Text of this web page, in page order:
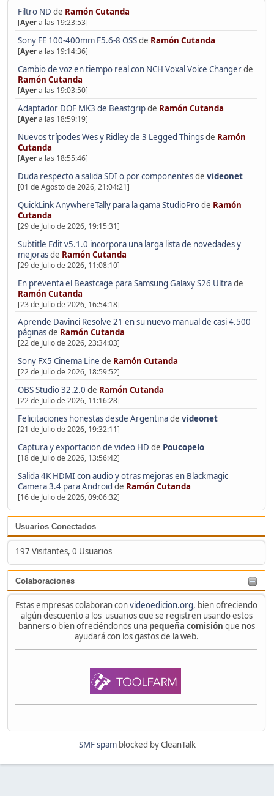
Filtro ND de Ramón Cutanda
[Ayera las 19:23:53]
Sony FE 100-400mm F5.6-8 OSSde Ramón Cutanda
[Ayera las 19:14:36]
Cambio de voz en tiempo real con NCH Voxal Voice Changerde
Ramón Cutanda
[Ayera las 19:03:50]
Adaptador DOF MK3 de Beastgripde Ramón Cutanda
[Ayera las 18:59:19]
Nuevos trípodes Wes y Ridley de 3 Legged Thingsde Ramón
Cutanda
[Ayera las 18:55:46]
Duda respecto a salida SDI o por componentesde videonet
[01 de Agosto de 2026, 21:04:21]
QuickLink AnywhereTally para la gama StudioProde Ramón
Cutanda
[29 de Julio de 2026, 19:15:31]
Subtitle Edit v5.1.0 incorpora una larga lista de novedades y
mejorasde Ramón Cutanda
[29 de Julio de 2026, 11:08:10]
En preventa el Beastcage para Samsung Galaxy S26 Ultrade
Ramón Cutanda
[23 de Julio de 2026, 16:54:18]
Aprende Davinci Resolve 21 en su nuevo manual de casi 4.500
páginasde Ramón Cutanda
[22 de Julio de 2026, 23:34:03]
Sony FX5 Cinema Line de Ramón Cutanda
[22 de Julio de 2026, 18:59:52]
OBS Studio 32.2.0 de Ramón Cutanda
[22 de Julio de 2026, 11:16:28]
Felicitaciones honestas desde Argentinade videonet
[21 de Julio de 2026, 19:32:11]
Captura y exportacion de video HD de Poucopelo
[18 de Julio de 2026, 13:56:42]
Salida 4K HDMI con audio y otras mejoras en Blackmagic
Camera 3.4 para Android de Ramón Cutanda
[16 de Julio de 2026, 09:06:32]
Usuarios Conectados
197 Visitantes, 0 Usuarios
Colaboraciones
Estas empresas colaboran convideoedicion.org, bien ofreciendo
algún descuento a los usuarios que se registren usando estos
banners o bien ofreciéndonos una pequeña comisión que nos
ayudará con los gastos de la web.
SMF spamblocked by CleanTalk